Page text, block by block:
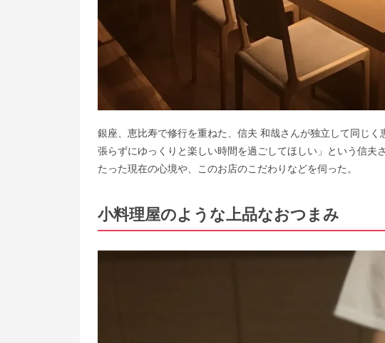
銀座、恵比寿で修行を重ねた、信夫 和哉さんが独立して同じ
張らずにゆっくりと楽しい時間を過ごしてほしい」という信夫
たった現在の心境や、このお店のこだわりなどを伺った。
小料理屋のような上品なおつまみ